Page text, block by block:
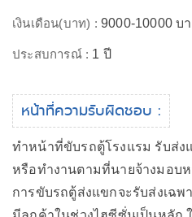
เงินเดือน(บาท) : 9000-10000 บ
ประสบการณ์ : 1 ปี
หน้าที่ความรับผิดชอบ :
ทำหน้าที่ขับรถตู้โรงแรม รับส่ง
หรือทำงานตามที่นายจ้างมอบ
การขับรถตู้ส่งแขกจะรับส่งเฉพ